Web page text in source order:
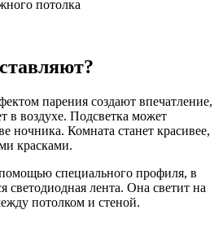
потолка
парения создают впечатление,
в воздухе. Подсветка может
ночника. Комната станет красивее,
красками.
помощью специального профиля, в
светодиодная лента. Она светит на
потолком и стеной.